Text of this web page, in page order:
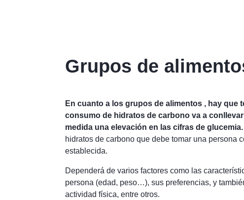
Grupos de
En cuanto a los grupos de alimentos , hay que
consumo de hidratos de carbono va a
medida una elevación en las cifras de glucemia.
hidratos de carbono que debe tomar una persona
establecida.
Dependerá de varios factores como las
persona (edad, peso…), sus preferencias, y
actividad física, entre otros.